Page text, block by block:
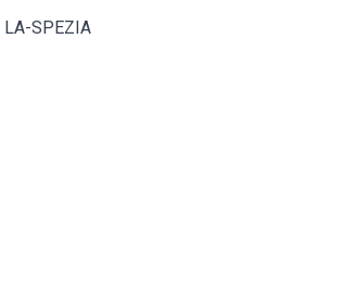
LA-SPEZIA